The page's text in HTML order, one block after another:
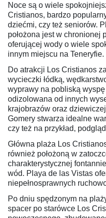
Noce są o wiele
Cristianos, bardzo
dziećmi, czy też seniorów.
położona jest w chronionej
oferującej wody o wiele
innym miejscu na Teneryfie.
Do atrakcji Los Cristianos
wycieczki łódką,
wyprawy na pobliską
odizolowana od innych
krajobrazów oraz
Gomery stwarza idealne
czy też na przykład,
Główna plaża Los
również położoną w
charakterystycznej
wód. Playa de las Vistas
niepełnosprawnych
Po dniu spędzonym na
spacer po starówce Los